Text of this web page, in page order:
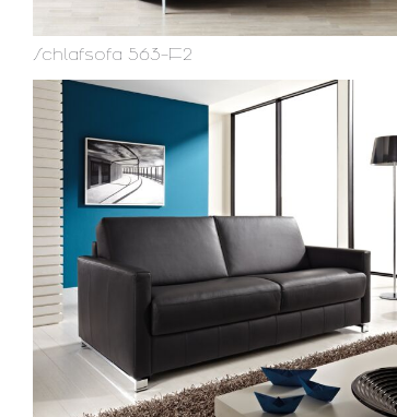
Schlafsofa 563-F2